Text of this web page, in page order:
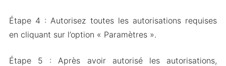
Étape 4 : Autorisez toutes les autorisations requises
en cliquant sur l’option « Paramètres ».
Étape 5 : Après avoir autorisé les autorisations,